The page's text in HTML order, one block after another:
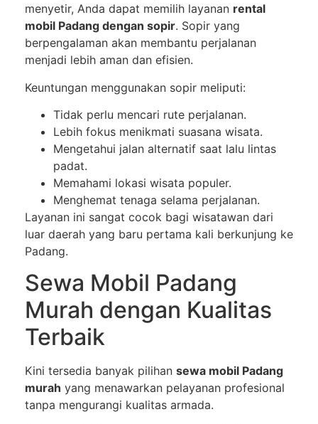
menyetir, Anda dapat memilih layanan rental
mobil Padang dengan sopir. Sopir yang
berpengalaman akan membantu perjalanan
menjadi lebih aman dan efisien.
Keuntungan menggunakan sopir meliputi:
Tidak perlu mencari rute perjalanan.
Lebih fokus menikmati suasana wisata.
Mengetahui jalan alternatif saat lalu lintas
padat.
Memahami lokasi wisata populer.
Menghemat tenaga selama perjalanan.
Layanan ini sangat cocok bagi wisatawan dari
luar daerah yang baru pertama kali berkunjung ke
Padang.
Sewa Mobil Padang
Murah dengan Kualitas
Terbaik
Kini tersedia banyak pilihan sewa mobil Padang
murah yang menawarkan pelayanan profesional
tanpa mengurangi kualitas armada.